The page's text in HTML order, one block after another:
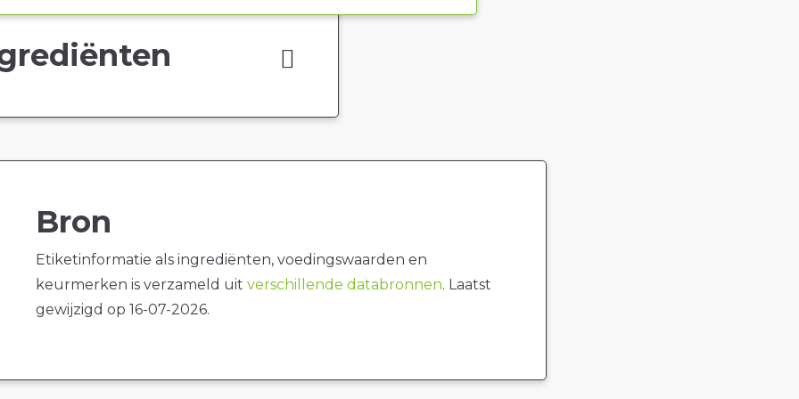
Bron
Etiketinformatie als ingrediënten, voedingswaarden en
keurmerken is verzameld uit verschillende databronnen. Laatst
gewijzigd op 16-07-2026.